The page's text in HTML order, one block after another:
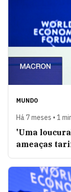
MUNDO
Há 7 meses • 1
'Uma
ameaças